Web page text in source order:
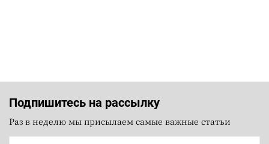
Подпишитесь на рассылку
Раз в неделю мы присылаем самые важные статьи